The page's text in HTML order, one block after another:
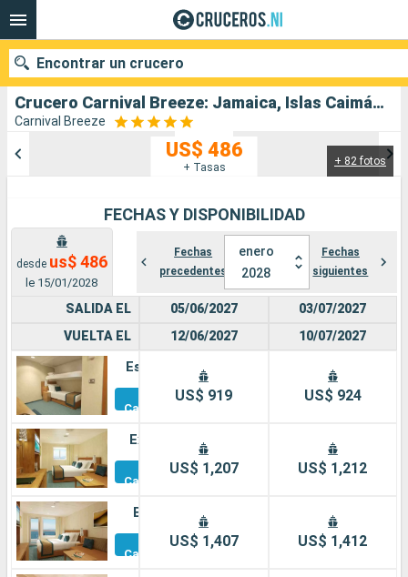
Crucero Carnival Breeze: Jamaica, Islas Caimán, México, Estados Unidos salida desde Galveston
Carnival Breeze
+ 82 fotos
US$ 486
+ Tasas
FECHAS Y DISPONIBILIDAD
desde us$ 486
le 15/01/2028
Fechas
precedentes
enero
2028
Fechas
siguientes
SALIDA EL
VUELTA EL
Estándar
Camarotes
Exterior
Otros
Camarotes
Balcón
Otros
Camarotes
05/06/2027
12/06/2027
US$ 919
US$ 1,207
US$ 1,407
03/07/2027
10/07/2027
US$ 924
US$ 1,212
US$ 1,412
Encontrar un crucero
Puertos Compañías
Buscar